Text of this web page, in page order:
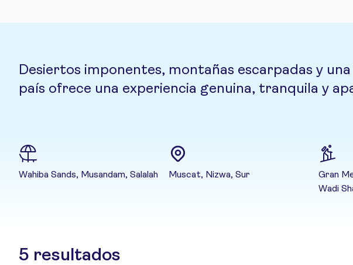
Desiertos imponentes, montañas escarpadas y
país ofrece una experiencia genuina, tranquila y
Wahiba Sands, Musandam, Salalah Muscat, Nizwa, Sur
Gran
Wadi
5 resultados